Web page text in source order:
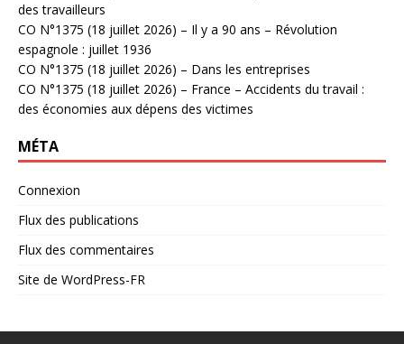
des travailleurs
CO N°1375 (18 juillet 2026) – Il y a 90 ans – Révolution
espagnole : juillet 1936
CO N°1375 (18 juillet 2026) – Dans les entreprises
CO N°1375 (18 juillet 2026) – France – Accidents du travail :
des économies aux dépens des victimes
MÉTA
Connexion
Flux des publications
Flux des commentaires
Site de WordPress-FR